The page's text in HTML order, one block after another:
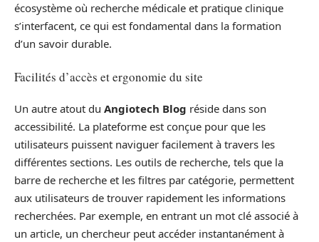
écosystème où recherche médicale et pratique clinique
s’interfacent, ce qui est fondamental dans la formation
d’un savoir durable.
Facilités d’accès et ergonomie du site
Un autre atout du Angiotech Blog réside dans son
accessibilité. La plateforme est conçue pour que les
utilisateurs puissent naviguer facilement à travers les
différentes sections. Les outils de recherche, tels que la
barre de recherche et les filtres par catégorie, permettent
aux utilisateurs de trouver rapidement les informations
recherchées. Par exemple, en entrant un mot clé associé à
un article, un chercheur peut accéder instantanément à